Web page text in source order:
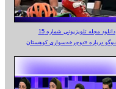
دانلود مجله تلویزیونی شماره 15